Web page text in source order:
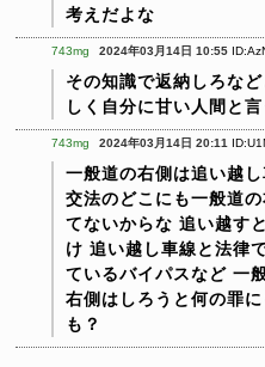
考えだよな
743mg 2024年03月14日 10:55
その知識で返納しろな
しく自分に甘い人間と
743mg 2024年03月14日 20:11
一般道の右側は追い越
交法のどこにも一般道
てないからな 追い越す
け 追い越し車線と法律
ているバイパスなど 一
右側はしろうと何の罪
も？